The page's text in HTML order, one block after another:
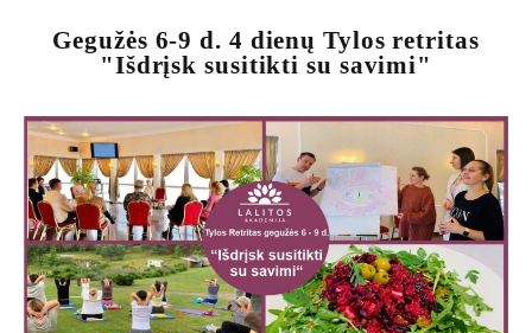
Gegužės 6-9 d. 4 dienų Tylos retritas
"Išdrįsk susitikti su savimi"